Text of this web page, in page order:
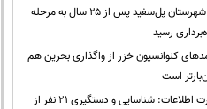
پل شهرستان پل‌سفید پس از ۲۵ سال به مرحله
رسید
کنوانسیون خزر از واگذاری بحرین هم
است
وزارت اطلاعات: شناسایی و دستگیری ۲۱ نفر از